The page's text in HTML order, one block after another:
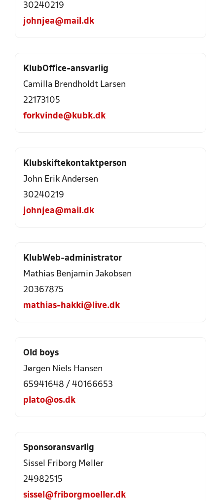
30240219
johnjea@mail.dk
KlubOffice-ansvarlig
Camilla Brendholdt Larsen
22173105
forkvinde@kubk.dk
Klubskiftekontaktperson
John Erik Andersen
30240219
johnjea@mail.dk
KlubWeb-administrator
Mathias Benjamin Jakobsen
20367875
mathias-hakki@live.dk
Old boys
Jørgen Niels Hansen
65941648 / 40166653
plato@os.dk
Sponsoransvarlig
Sissel Friborg Møller
24982515
sissel@friborgmoeller.dk